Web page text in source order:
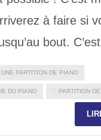
à faire si
bout.
PARTITION DE PIANO
DU PIANO PARTITION